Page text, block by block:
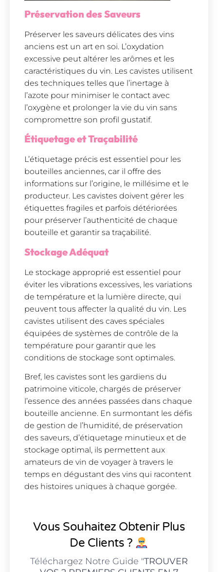
Préservation des Saveurs
Préserver les saveurs délicates des vins
anciens est un art en soi. L’oxydation
excessive peut altérer les arômes et les
caractéristiques du vin. Les cavistes utilisent
des techniques telles que l’inertage à
l’azote pour minimiser le contact avec
l’oxygène et prolonger la vie du vin sans
compromettre son profil gustatif.
Étiquetage et Traçabilité
L’étiquetage précis est essentiel pour les
bouteilles anciennes, car il offre des
informations sur l’origine, le millésime et le
producteur. Les cavistes doivent gérer les
étiquettes fragiles et parfois détériorées
pour préserver l’authenticité de chaque
bouteille et garantir sa traçabilité.
Stockage Adéquat
Le stockage approprié est essentiel pour
éviter les vibrations excessives, les variations
de température et la lumière directe, qui
peuvent tous affecter la qualité du vin. Les
cavistes utilisent des caves spéciales
équipées de systèmes de contrôle de la
température pour garantir que les
conditions de stockage sont optimales.
Bref, les cavistes sont les gardiens du
patrimoine viticole, chargés de préserver
l’essence des années passées dans chaque
bouteille ancienne. En surmontant les défis
de gestion de l’humidité, de préservation
des saveurs, d’étiquetage minutieux et de
stockage optimal, ils permettent aux
amateurs de vin de voyager à travers le
temps en dégustant des vins qui racontent
des histoires uniques à chaque gorgée.
Vous Souhaitez Obtenir Plus
De Clients ?
Téléchargez Notre Guide "TROUVER